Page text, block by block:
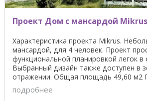
Проект Дом с мансардой
Характеристика проекта Mikrus.
мансардой, для 4 человек. Проект
функциональной планировкой легок в
Выбранный дизайн также доступен в
отражении. Общая площадь 49,60 м2
застройки ...
подробнее